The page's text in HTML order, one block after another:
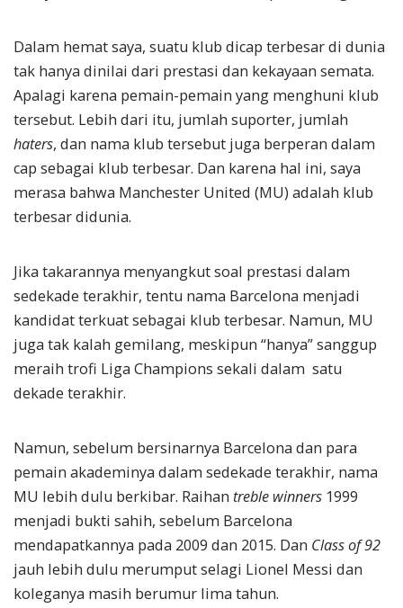
Dalam hemat saya, suatu klub dicap terbesar di dunia
tak hanya dinilai dari prestasi dan kekayaan semata.
Apalagi karena pemain-pemain yang menghuni klub
tersebut. Lebih dari itu, jumlah suporter, jumlah
haters, dan nama klub tersebut juga berperan dalam
cap sebagai klub terbesar. Dan karena hal ini, saya
merasa bahwa Manchester United (MU) adalah klub
terbesar didunia.
Jika takarannya menyangkut soal prestasi dalam
sedekade terakhir, tentu nama Barcelona menjadi
kandidat terkuat sebagai klub terbesar. Namun, MU
juga tak kalah gemilang, meskipun “hanya” sanggup
meraih trofi Liga Champions sekali dalam satu
dekade terakhir.
Namun, sebelum bersinarnya Barcelona dan para
pemain akademinya dalam sedekade terakhir, nama
MU lebih dulu berkibar. Raihan treble winners 1999
menjadi bukti sahih, sebelum Barcelona
mendapatkannya pada 2009 dan 2015. Dan Class of 92
jauh lebih dulu merumput selagi Lionel Messi dan
koleganya masih berumur lima tahun.